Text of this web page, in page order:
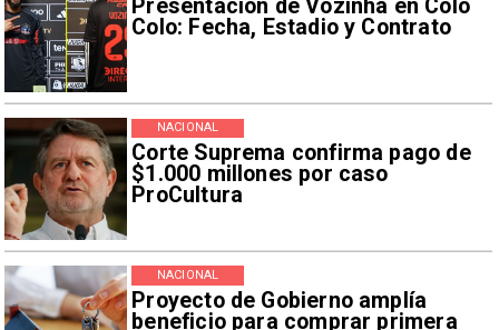
Presentación de Vozinha en Colo
Colo: Fecha, Estadio y Contrato
Corte Suprema confirma pago de
$1.000 millones por caso
ProCultura
NACIONAL
Proyecto de Gobierno amplía
beneficio para comprar primera
NACIONAL